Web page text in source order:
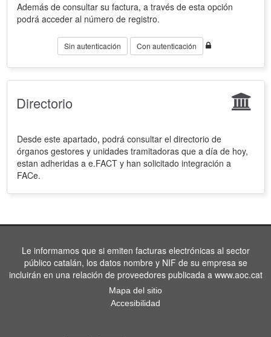
Además de consultar su factura, a través de esta opción
podrá acceder al número de registro.
Sin autenticación Con autenticación
Directorio
Desde este apartado, podrá consultar el directorio de
órganos gestores y unidades tramitadoras que a día de hoy,
estan adheridas a e.FACT y han solicitado integración a
FACe.
Le informamos que si emiten facturas electrónicas al sector
público catalán, los datos nombre y NIF de su empresa se
incluirán en una relación de proveedores publicada a www.aoc.cat
Mapa del sitio
Accesibilidad